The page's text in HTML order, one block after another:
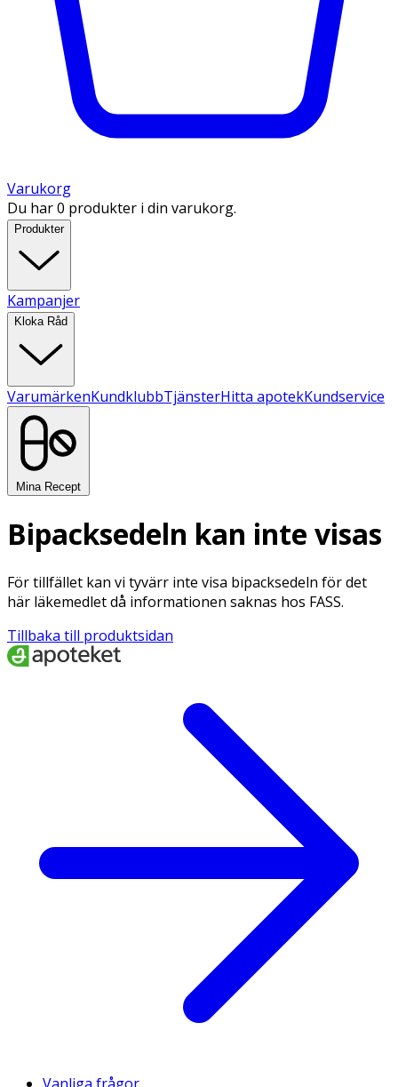
Varukorg
Du har 0 produkter i din varukorg.
Produkter
Kampanjer
Kloka Råd
VarumärkenKundklubbTjänsterHitta apotekKundservice
Mina Recept
Bipacksedeln kan inte visas
För tillfället kan vi tyvärr inte visa bipacksedeln för det
här läkemedlet då informationen saknas hos FASS.
Tillbaka till produktsidan